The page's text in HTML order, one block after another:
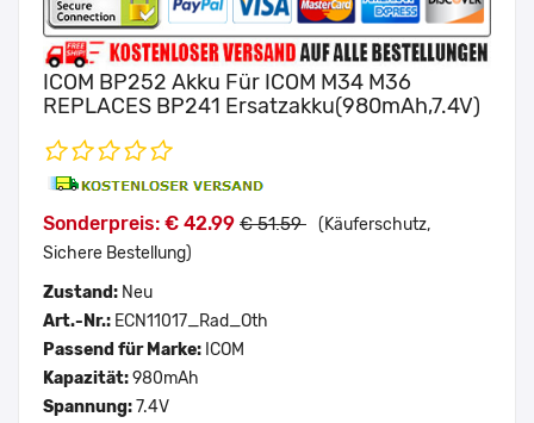
ICOM BP252 Akku Für ICOM M34 M36
REPLACES BP241 Ersatzakku(980mAh,7.4V)
Sonderpreis: € 42.99 € 51.59 (Käuferschutz,
Sichere Bestellung)
Zustand: Neu
Art.-Nr.: ECN11017_Rad_Oth
Passend für Marke: ICOM
Kapazität:980mAh
Spannung:7.4V